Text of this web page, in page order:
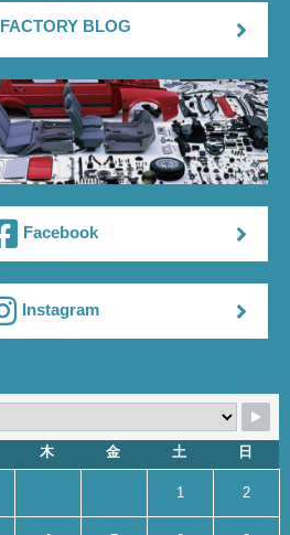
Facebook
Instagram
FACTORY BLOG
木 金 土 日
1 2